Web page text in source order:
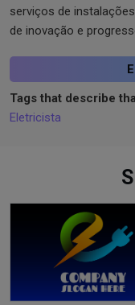
serviços de
de inovação e
Tags that describe
Eletricista